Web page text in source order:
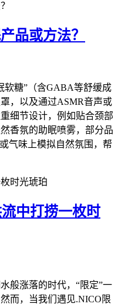
品或方法？
软糖”（含GABA等舒缓成
，以及通过ASMR音声或
细节设计，例如贴合颈部
香氛的助眠喷雾，部分品
气味上模拟自然氛围，帮
时光琥珀
中打捞一枚时
般涨落的时代，“限定”一
而，当我们遇见.NICO限